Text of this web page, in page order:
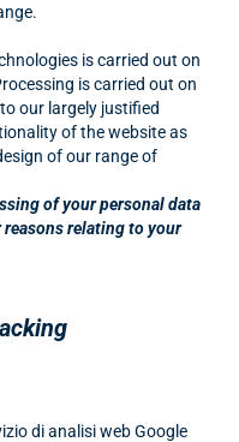
is carried out on
is carried out on
our largely justified
of the website as
of our range of
of your personal data
relating to your
di analisi web Google